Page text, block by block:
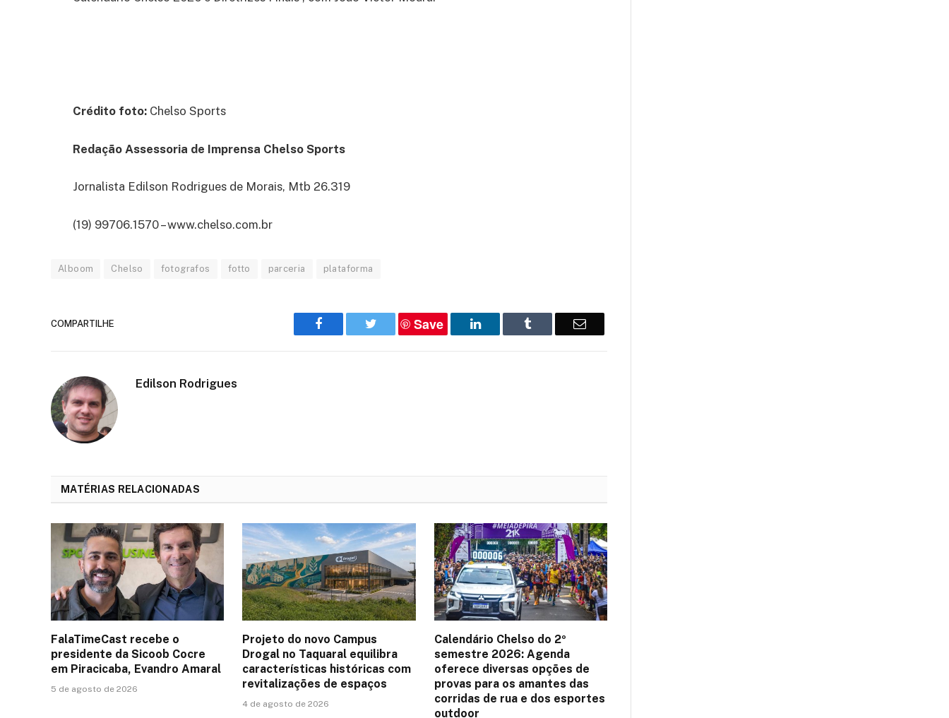
Crédito foto: Chelso Sports
Redação Assessoria de Imprensa Chelso Sports
Jornalista Edilson Rodrigues de Morais, Mtb 26.319
(19) 99706.1570 – www.chelso.com.br
Alboom Chelso fotografos fotto parceria plataforma
COMPARTILHE Facebook Twitter Save LinkedIn Tumblr Email
Edilson Rodrigues
MATÉRIAS RELACIONADAS
FalaTimeCast recebe o
presidente da Sicoob Cocre
em Piracicaba, Evandro Amaral
5 de agosto de 2026
Projeto do novo Campus
Drogal no Taquaral equilibra
características históricas com
revitalizações de espaços
4 de agosto de 2026
Calendário Chelso do 2º
semestre 2026: Agenda
oferece diversas opções de
provas para os amantes das
corridas de rua e dos esportes
outdoor